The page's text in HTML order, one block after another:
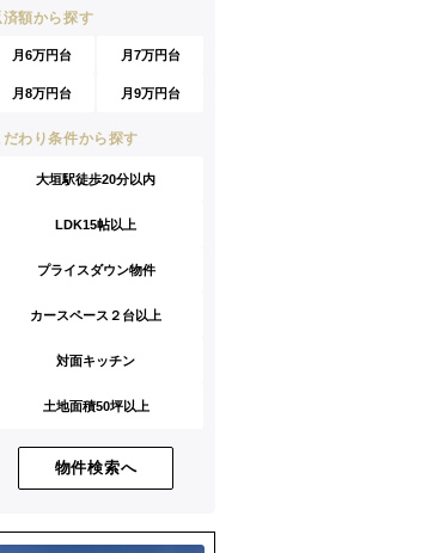
済額から探す
月6万円台 月7万円台
月8万円台 月9万円台
だわり条件から探す
大垣駅徒歩20分以内
LDK15帖以上
プライスダウン物件
カースペース２台以上
対面キッチン
土地面積50坪以上
物件検索へ